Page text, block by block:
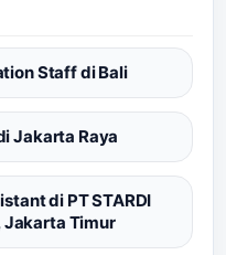
Staff di Bali
Jakarta Raya
di PT STARDI
Jakarta Timur